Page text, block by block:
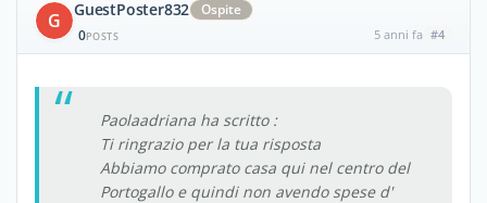
G GuestPoster832
Ospite
0POSTS 5 anni fa #4
Paolaadriana ha scritto :
Ti ringrazio per la tua risposta
Abbiamo comprato casa qui nel centro del
Portogallo e quindi non avendo spese d'